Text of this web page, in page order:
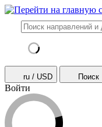
ru / USD Поиск
Войти